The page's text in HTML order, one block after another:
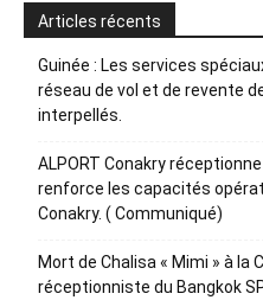
Articles récents
Guinée : Les services
réseau de vol et de revente
interpellés.
ALPORT Conakry
renforce les capacités
Conakry. ( Communiqué)
Mort de Chalisa « Mimi » à la
réceptionniste du Bangkok